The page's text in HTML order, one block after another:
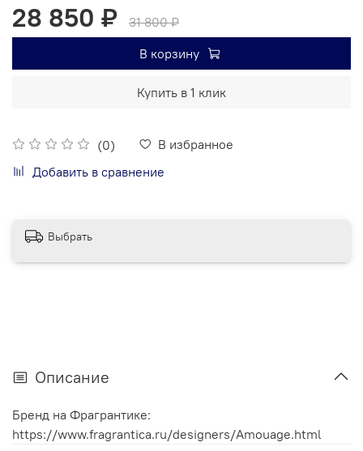
(0)
В избранное
Добавить в сравнение
28 850 ₽
31 800 ₽
В корзину
Купить в 1 клик
Выбрать
Описание
Бренд на Фрагрантике:
https://www.fragrantica.ru/designers/Amouage.html